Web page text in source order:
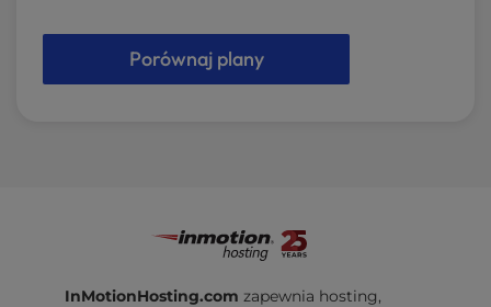
Porównaj plany
InMotionHosting.com zapewnia hosting,